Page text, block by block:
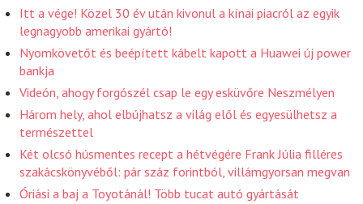
Itt a vége! Közel 30 év után kivonul a kínai piacról az egyik
legnagyobb amerikai gyártó!
Nyomkövetőt és beépített kábelt kapott a Huawei új power
bankja
Videón, ahogy forgószél csap le egy esküvőre Neszmélyen
Három hely, ahol elbújhatsz a világ elől és egyesülhetsz a
természettel
Két olcsó húsmentes recept a hétvégére Frank Júlia filléres
szakácskönyvéből: pár száz forintból, villámgyorsan megvan
Óriási a baj a Toyotánál! Több tucat autó gyártását